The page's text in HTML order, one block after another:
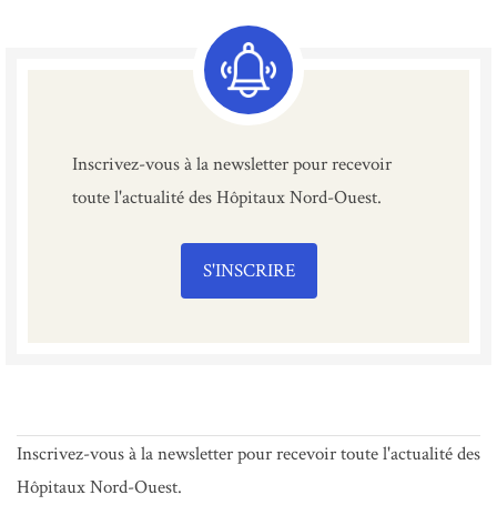
Inscrivez-vous à la newsletter pour recevoir
toute l'actualité des Hôpitaux Nord-Ouest.
S'INSCRIRE
Inscrivez-vous à la newsletter pour recevoir toute l'actualité des
Hôpitaux Nord-Ouest.